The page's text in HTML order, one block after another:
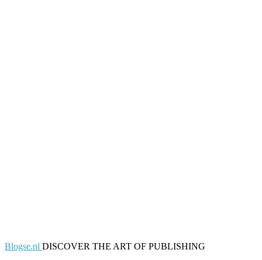
Blogse.nl DISCOVER THE ART OF PUBLISHING